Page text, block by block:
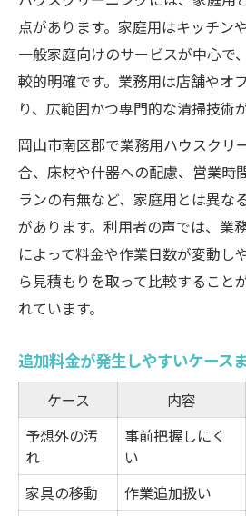
点があります。家庭用はキッチン
一般家庭向けのサービスが中心で
較的明確です。業務用は店舗やオ
り、広範囲かつ専門的な清掃技術
岡山市南区郡で業務用ハウスクリ
合、床材や什器への配慮、営業時
ランの有無など、家庭用とは異な
があります。利用者の声では、業
によって料金や作業日数が変動し
ら見積もりを取って比較すること
れています。
追加料金が発生しやすいケース
ケース 内容
予想外の汚
れ
事前把握しにく
い
家具の移動
作業追加扱い